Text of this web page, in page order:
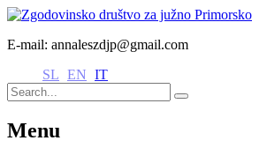
E-mail: annaleszdjp@gmail.com
SL EN IT
Menu